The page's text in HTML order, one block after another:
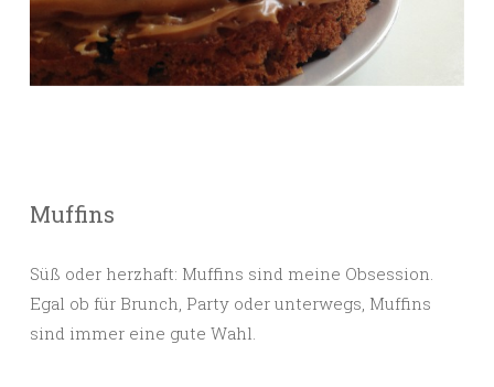
Muffins
Süß oder herzhaft: Muffins sind meine Obsession.
Egal ob für Brunch, Party oder unterwegs, Muffins
sind immer eine gute Wahl.